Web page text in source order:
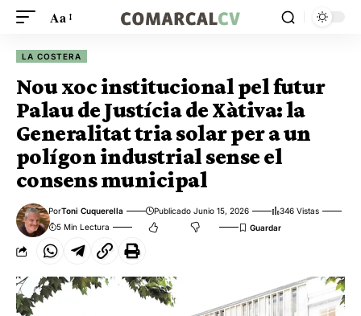
Aa
LA COSTERA
Nou xoc institucional pel futur
Palau de Justícia de Xàtiva: la
Generalitat tria solar per a un
polígon industrial sense el
consens municipal
PorToni Cuquerella Publicado Junio 15, 2026
346 Vistas
5 Min Lectura